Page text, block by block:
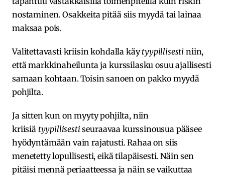
nostaminen. Osakkeita pitää siis myydä tai lainaa
maksaa pois.
Valitettavasti kriisin kohdalla käytyypillisesti niin,
että markkinaheilunta ja kurssilasku osuu ajallisesti
samaan kohtaan. Toisin sanoen on pakko myydä
pohjilta.
Ja sitten kun on myyty pohjilta, niin
kriisiä tyypillisestiseuraavaa kurssinousua pääsee
hyödyntämään vain rajatusti. Rahaa on siis
menetetty lopullisesti, eikä tilapäisesti. Näin sen
pitäisi mennä periaatteessa ja näin se vaikuttaa